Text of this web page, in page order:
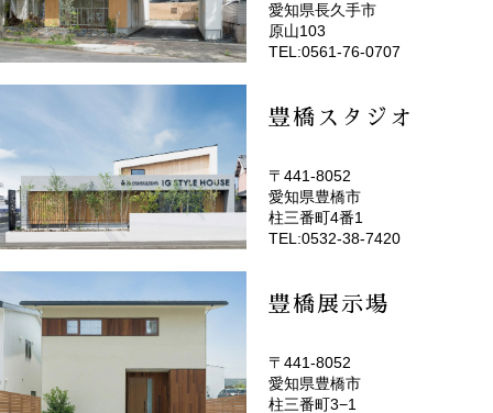
(EMOTOP名古屋)
愛知県長久手市
原山103
TEL:0561-76-0707
豊橋スタジオ
(EMOTOP豊橋)
〒441-8052
愛知県豊橋市
柱三番町4番1
TEL:0532-38-7420
豊橋展示場
〒441-8052
愛知県豊橋市
柱三番町3−1